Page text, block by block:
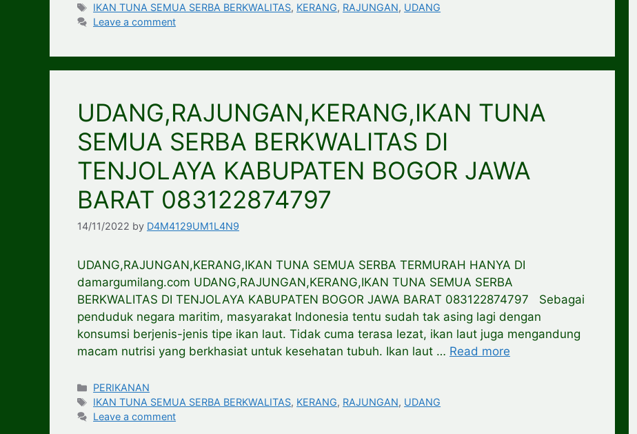
Tags
IKAN TUNA SEMUA SERBA BERKWALITAS, KERANG, RAJUNGAN, UDANG
Leave a comment
UDANG,RAJUNGAN,KERANG,IKAN TUNA
SEMUA SERBA BERKWALITAS DI
TENJOLAYA KABUPATEN BOGOR JAWA
BARAT 083122874797
14/11/2022 by D4M4129UM1L4N9
UDANG,RAJUNGAN,KERANG,IKAN TUNA SEMUA SERBA TERMURAH HANYA DI
damargumilang.com UDANG,RAJUNGAN,KERANG,IKAN TUNA SEMUA SERBA
BERKWALITAS DI TENJOLAYA KABUPATEN BOGOR JAWA BARAT 083122874797 Sebagai
penduduk negara maritim, masyarakat Indonesia tentu sudah tak asing lagi dengan
konsumsi berjenis-jenis tipe ikan laut. Tidak cuma terasa lezat, ikan laut juga mengandung
macam nutrisi yang berkhasiat untuk kesehatan tubuh. Ikan laut … Read more
Categories
PERIKANAN
Tags
IKAN TUNA SEMUA SERBA BERKWALITAS, KERANG, RAJUNGAN, UDANG
Leave a comment